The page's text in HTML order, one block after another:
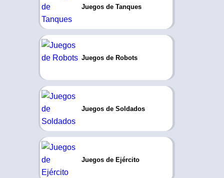
Juegos de Tanques
Juegos de Robots
Juegos de Soldados
Juegos de Ejército